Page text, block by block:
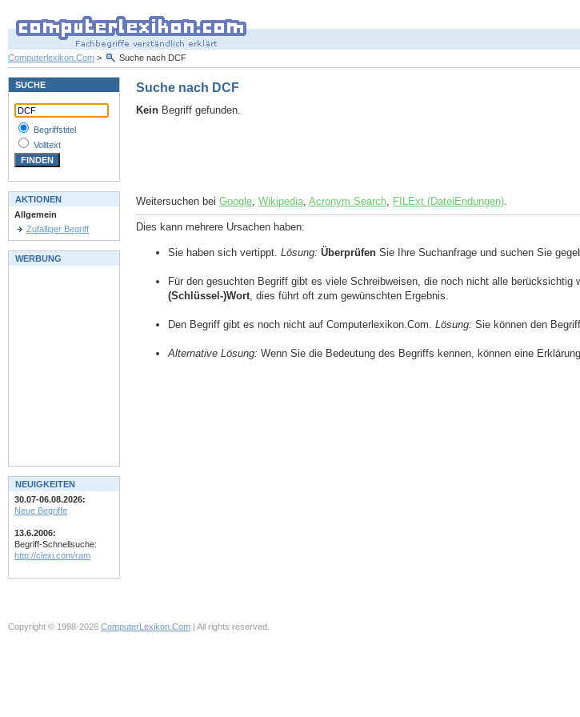
Computerlexikon.Com > Suche nach DCF
Suche nach DCF
Kein Begriff gefunden.
Weitersuchen bei Google, Wikipedia, Acronym Search, FILExt (DateiEndungen).
Dies kann mehrere Ursachen haben:
Sie haben sich vertippt. Lösung: Überprüfen Sie Ihre Suchanfrage und suchen Sie
Für den gesuchten Begriff gibt es viele Schreibweisen, die noch nicht alle berücksichtig
(Schlüssel-)Wort , dies führt oft zum gewünschten Ergebnis.
Den Begriff gibt es noch nicht auf Computerlexikon.Com. Lösung: Sie können den
Alternative Lösung: Wenn Sie die Bedeutung des Begriffs kennen, können eine
SUCHE
Begriffstitel
Volltext
AKTIONEN
Allgemein
Zufälliger Begriff
WERBUNG
NEUIGKEITEN
30.07-06.08.2026:
Neue Begriffe
13.6.2006:
Begriff-Schnellsuche:
http://clexi.com/ram
Copyright © 1998-2026 ComputerLexikon.Com | All rights reserved.